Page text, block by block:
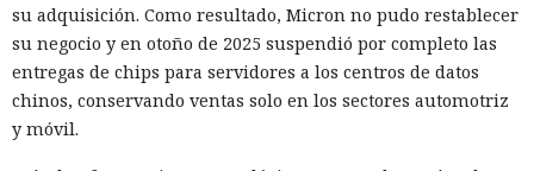
su adquisición. Como resultado, Micron no pudo restablecer
su negocio y en otoño de 2025 suspendió por completo las
entregas de chips para servidores a los centros de datos
chinos, conservando ventas solo en los sectores automotriz
y móvil.